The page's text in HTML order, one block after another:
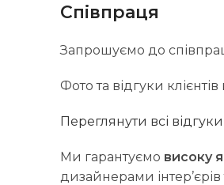
Співпраця
Запрошуємо до
Фото та відгуки
Переглянути всі
Ми гарантуємо високу
дизайнерами